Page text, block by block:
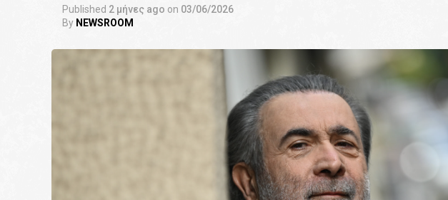
Published 2 μήνες ago on 03/06/2026
By NEWSROOM